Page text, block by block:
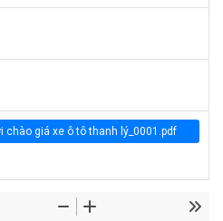
chào giá xe ô tô thanh lý_0001.pdf